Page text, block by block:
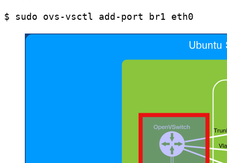
$ sudo ovs-vsctl add-port br1 eth0